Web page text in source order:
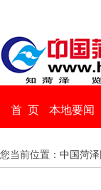
首 页 本地要闻
您当前位置： 中国菏泽